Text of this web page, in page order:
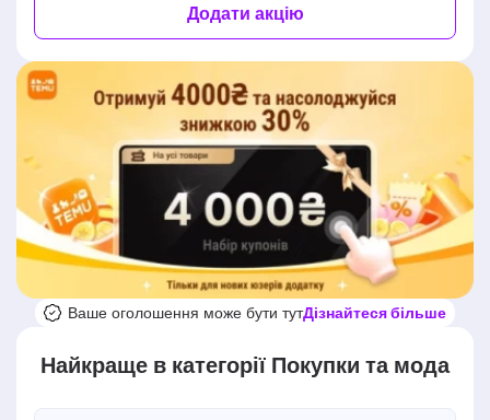
Додати акцію
Ваше оголошення може бути тутДізнайтеся більше
Найкраще в категорії Покупки та мода